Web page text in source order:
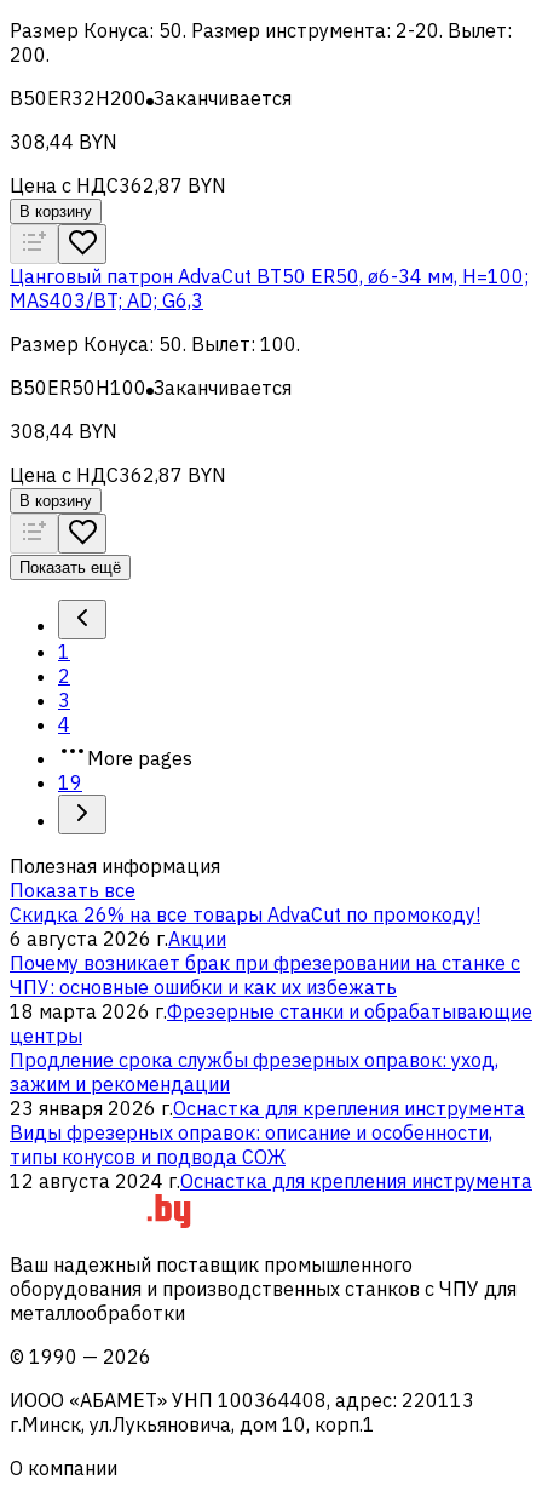
Размер Конуса: 50. Размер инструмента: 2-20. Вылет:
200.
B50ER32H200 Заканчивается
308,44 BYN
Цена с НДС362,87 BYN
В корзину
Цанговый патрон AdvaCut BT50 ER50, ø6-34 мм, H=100;
MAS403/BT; AD; G6,3
Размер Конуса: 50. Вылет: 100.
B50ER50H100 Заканчивается
308,44 BYN
Цена с НДС362,87 BYN
В корзину
Показать ещё
1
2
3
4
More pages
19
Полезная информация
Показать все
Скидка 26% на все товары AdvaCut по промокоду!
6 августа 2026 г.Акции
Почему возникает брак при фрезеровании на станке с
ЧПУ: основные ошибки и как их избежать
18 марта 2026 г.Фрезерные станки и обрабатывающие
центры
Продление срока службы фрезерных оправок: уход,
зажим и рекомендации
23 января 2026 г.Оснастка для крепления инструмента
Виды фрезерных оправок: описание и особенности,
типы конусов и подвода СОЖ
12 августа 2024 г.Оснастка для крепления инструмента
Ваш надежный поставщик промышленного
оборудования и производственных станков с ЧПУ для
металлообработки
© 1990 — 2026
ИООО «АБАМЕТ» УНП 100364408, адрес: 220113
г.Минск, ул.Лукьяновича, дом 10, корп.1
О компании